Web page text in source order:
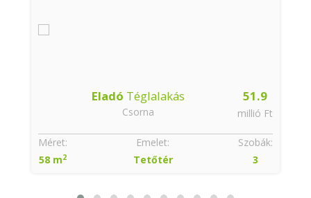
51.9
millió Ft
Eladó Téglalakás
Csorna
Szobák:
3
Méret:
58 m2
Emelet:
Tetőtér